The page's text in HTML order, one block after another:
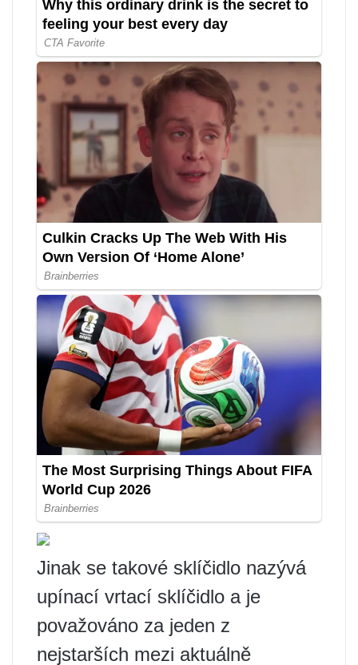
Jinak se takové sklíčidlo nazývá
upínací vrtací sklíčidlo a je
považováno za jeden z
nejstarších mezi aktuálně